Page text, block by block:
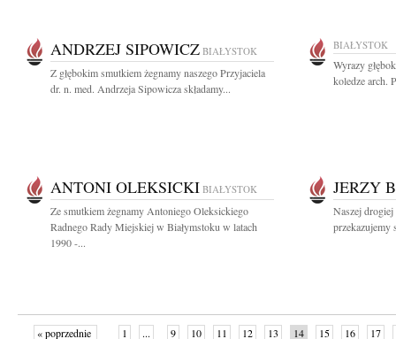
ANDRZEJ SIPOWICZ BIAŁYSTOK
Z głębokim smutkiem żegnamy naszego Przyjaciela
dr. n. med. Andrzeja Sipowicza składamy...
BIAŁYSTOK
Wyrazy
koledze arch.
ANTONI OLEKSICKI BIAŁYSTOK
Ze smutkiem żegnamy Antoniego Oleksickiego
Radnego Rady Miejskiej w Białymstoku w latach
1990 -...
JERZY
Naszej
przekazujemy
« poprzednie 1 ... 9 10 11 12 13 14 15 16 17